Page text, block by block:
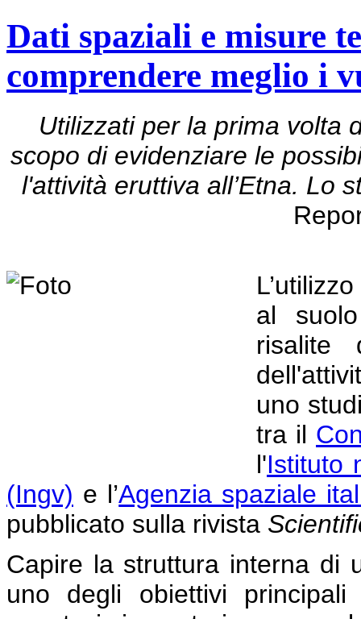
Dati spaziali e misure
comprendere meglio i
Utilizzati per la prima volta
scopo di evidenziare le
l'attività eruttiva all’Etna. Lo
al
risalite
uno
tra il
l'Istituto
(Ingv) e l’Agenzia spaziale
pubblicato sulla rivista
Capire la struttura interna di
uno degli obiettivi